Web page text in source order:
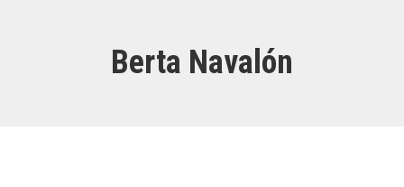
Berta Navalón